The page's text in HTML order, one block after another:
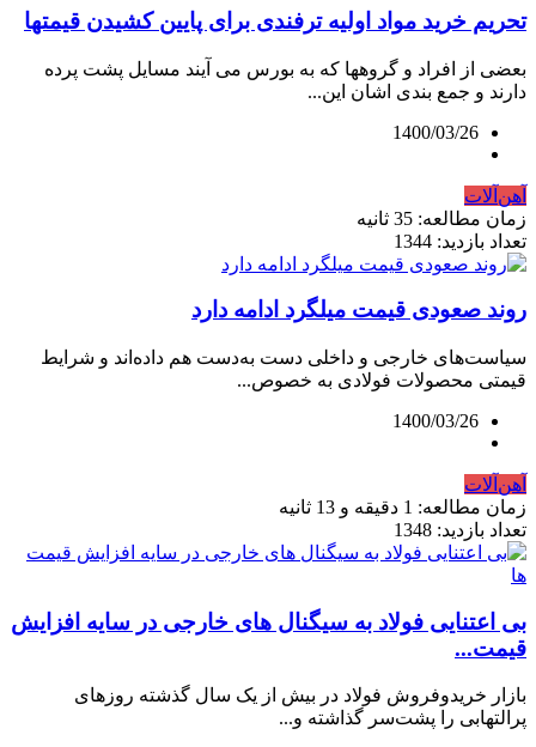
تحریم خرید مواد اولیه ترفندی برای پایین کشیدن قیمتها
بعضی از افراد و گروهها که به بورس می آیند مسایل پشت پرده
دارند و جمع بندی اشان این...
1400/03/26
آهن‌آلات
زمان مطالعه: 35 ثانیه
تعداد بازدید: 1344
روند صعودی قیمت میلگرد ادامه دارد
سیاست‌های خارجی و داخلی دست به‌دست هم داده‌اند و شرایط
قیمتی محصولات فولادی به خصوص...
1400/03/26
آهن‌آلات
زمان مطالعه: 1 دقیقه و 13 ثانیه
تعداد بازدید: 1348
بی‌ اعتنایی فولاد به سیگنال‌ های خارجی در سایه افزایش
قیمت...
بازار خریدوفروش فولاد در بیش از یک سال گذشته روزهای
پرالتهابی را پشت‌سر گذاشته و...